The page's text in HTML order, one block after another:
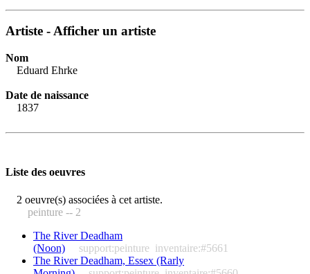
Artiste - Afficher un artiste
Nom
Eduard Ehrke
Date de naissance
1837
Liste des oeuvres
2 oeuvre(s) associées à cet artiste.
peinture -- 2
The River Deadham
(Noon)
support:peinture inventaire:#5661
The River Deadham, Essex (Rarly